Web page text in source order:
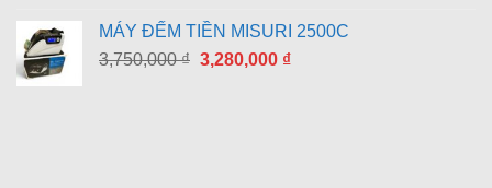
là:
3,870,000 ₫.là:
3,380,000 ₫.
MÁY ĐẾM TIỀN MISURI 2500C
3,750,000₫ Giá
3,280,000 ₫Giá